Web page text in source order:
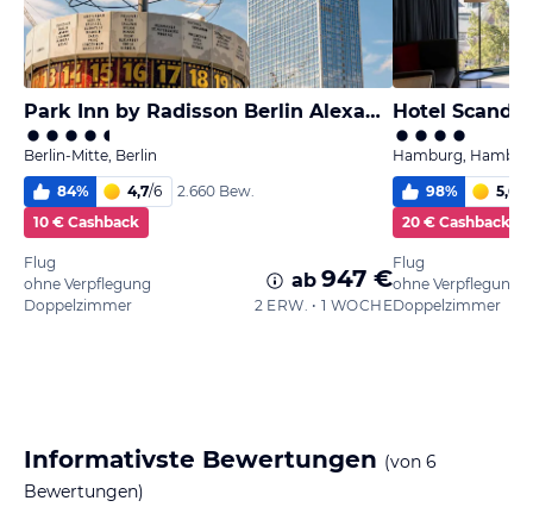
Park Inn by Radisson Berlin Alexanderplatz
Berlin-Mitte, Berlin
84% 4,7/6
2.660 Bew.
10 € Cashback
Flug
ohne Verpflegung
Doppelzimmer
ab 947 €
2 ERW. • 1 WOCHE
Hotel
Hamburg,
98% 5,6
20 € Cashback
Flug
ohne Verpflegung
Doppelzimmer
Informativste Bewertungen (von 6
Bewertungen)